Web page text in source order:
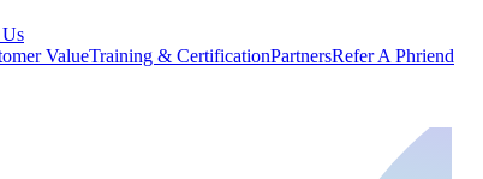
ValueTraining & CertificationPartnersRefer A Phriend